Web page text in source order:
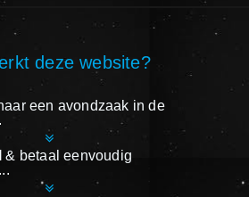
deze website?
een avondzaak in de
& betaal eenvoudig